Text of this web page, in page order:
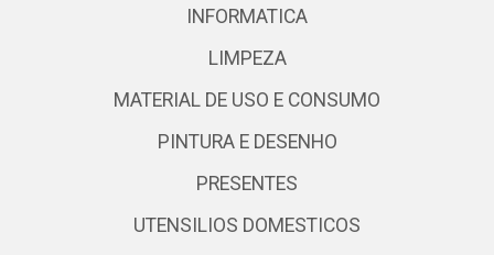
INFORMATICA
LIMPEZA
MATERIAL DE USO E CONSUMO
PINTURA E DESENHO
PRESENTES
UTENSILIOS DOMESTICOS